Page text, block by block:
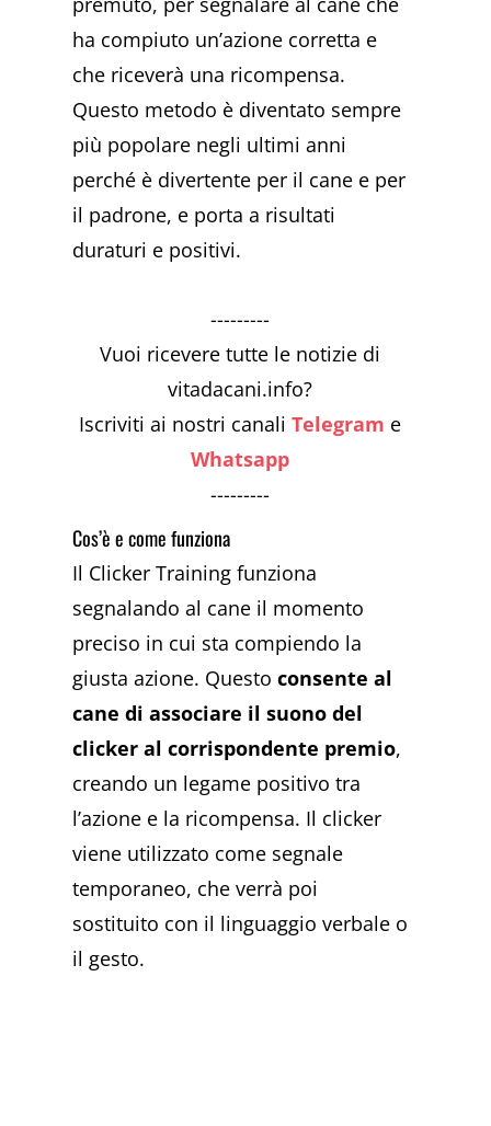
ha compiuto un’azione corretta e
che riceverà una ricompensa.
Questo metodo è diventato sempre
più popolare negli ultimi anni
perché è divertente per il cane e per
il padrone, e porta a risultati
duraturi e positivi.
---------
Vuoi ricevere tutte le notizie di
vitadacani.info?
Iscriviti ai nostri canaliTelegram e
Whatsapp
---------
Cos’è e come funziona
Il Clicker Training funziona
segnalando al cane il momento
preciso in cui sta compiendo la
giusta azione. Questoconsente al
cane di associare il suono del
clicker al corrispondente premio,
creando un legame positivo tra
l’azione e la ricompensa. Il clicker
viene utilizzato come segnale
temporaneo, che verrà poi
sostituito con il linguaggio verbale o
il gesto.